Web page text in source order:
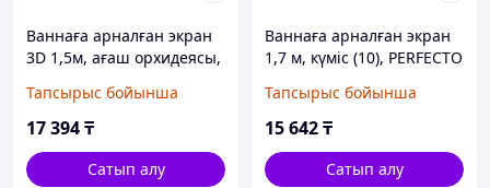
Ваннаға арналған экран
3D 1,5м, ағаш орхидеясы,
(PERFECTO LINEA) (36-
031509)
Тапсырыс бойынша
17 394₸
Сатып алу
Ваннаға арналған экран
1,7 м, күміс (10), PERFECTO
(36-000172)
Тапсырыс бойынша
15 642₸
Сатып алу